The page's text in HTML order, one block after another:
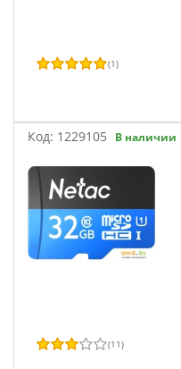
(1)
Код: 1229105 В наличии
(11)